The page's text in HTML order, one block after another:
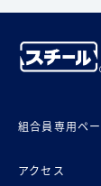
組合員専用ペ
アクセス